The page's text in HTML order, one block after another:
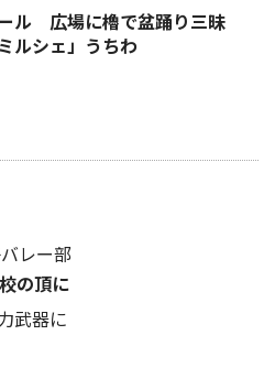
ル 広場に櫓で盆踊り三昧
ルシェ」うちわ
レー部
の頂に
武器に